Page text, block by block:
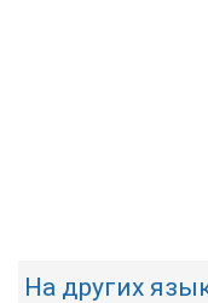
На других